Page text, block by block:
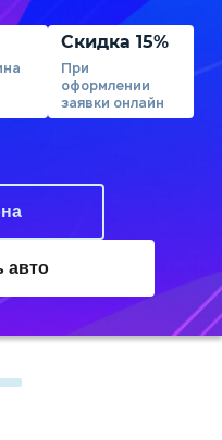
Скидка 15%
При
оформлении
заявки онлайн
авто